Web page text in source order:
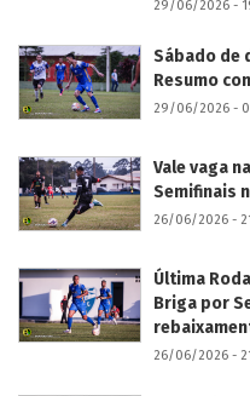
29/06/2026 -
Sábado de
Resumo
29/06/2026 -
Vale vaga
Semifinais
26/06/2026 -
Última
Briga por
26/06/2026 -